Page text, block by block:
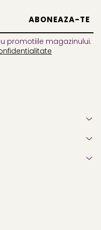
promotiile magazinului.